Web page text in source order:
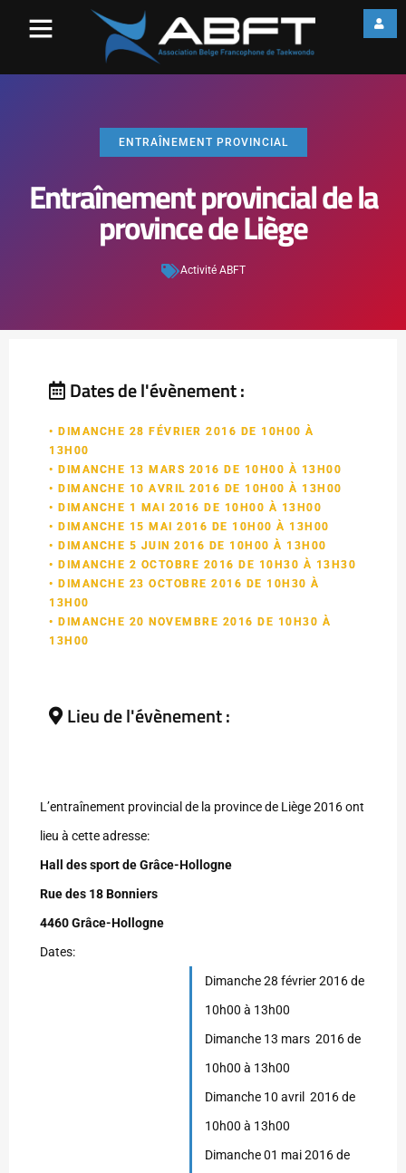
ENTRAÎNEMENT PROVINCIAL
Entraînement provincial de la
province de Liège
Activité ABFT
Dates de l'évènement :
• DIMANCHE 28 FÉVRIER 2016 DE 10H00 À
13H00
• DIMANCHE 13 MARS 2016 DE 10H00 À 13H00
• DIMANCHE 10 AVRIL 2016 DE 10H00 À 13H00
• DIMANCHE 1 MAI 2016 DE 10H00 À 13H00
• DIMANCHE 15 MAI 2016 DE 10H00 À 13H00
• DIMANCHE 5 JUIN 2016 DE 10H00 À 13H00
• DIMANCHE 2 OCTOBRE 2016 DE 10H30 À 13H30
• DIMANCHE 23 OCTOBRE 2016 DE 10H30 À
13H00
• DIMANCHE 20 NOVEMBRE 2016 DE 10H30 À
13H00
Lieu de l'évènement :
L’entraînement provincial de la province de Liège 2016 ont
lieu à cette adresse:
Hall des sport de Grâce-Hollogne
Rue des 18 Bonniers
4460 Grâce-Hollogne
Dates:
Dimanche 28 février 2016 de
10h00 à 13h00
Dimanche 13 mars 2016 de
10h00 à 13h00
Dimanche 10 avril 2016 de
10h00 à 13h00
Dimanche 01 mai 2016 de